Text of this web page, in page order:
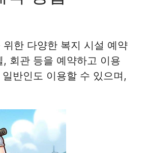
한 다양한 복지 시설 예약
회관 등을 예약하고 이용
반인도 이용할 수 있으며,